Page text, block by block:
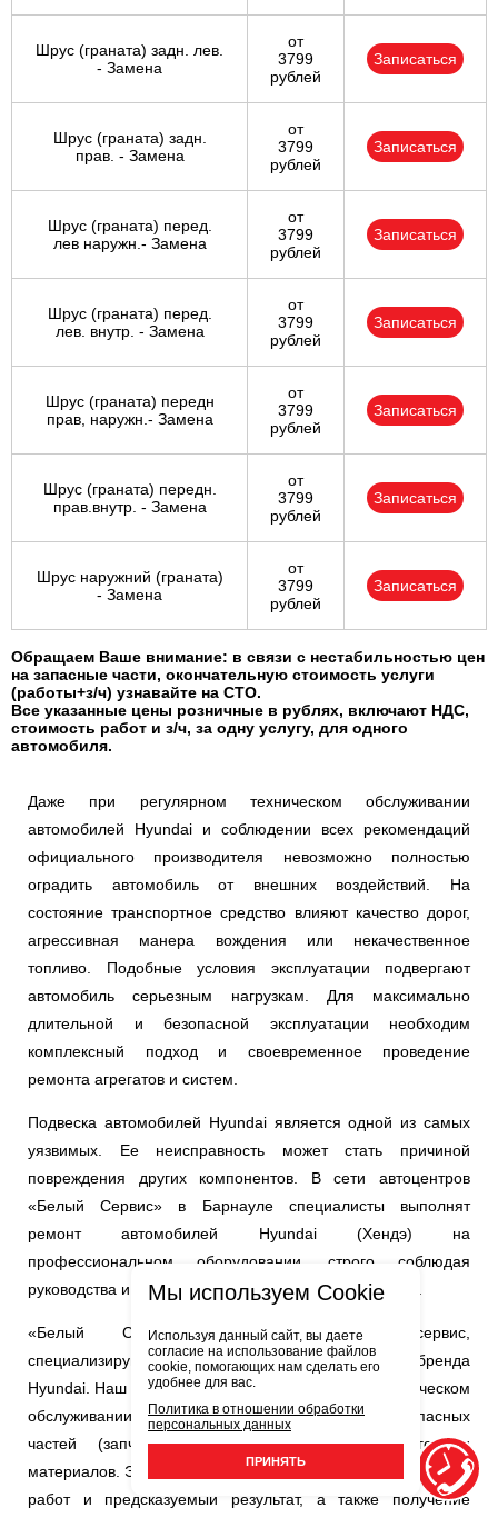
Шрус (граната) задн. лев.
- Замена
от
3799
рублей
Записаться
Шрус (граната) задн.
прав. - Замена
от
3799
рублей
Записаться
Шрус (граната) перед.
лев наружн.- Замена
от
3799
рублей
Записаться
Шрус (граната) перед.
лев. внутр. - Замена
от
3799
рублей
Записаться
Шрус (граната) передн
прав, наружн.- Замена
от
3799
рублей
Записаться
Шрус (граната) передн.
прав.внутр. - Замена
от
3799
рублей
Записаться
Шрус наружний (граната)
- Замена
от
3799
рублей
Записаться
Обращаем Ваше внимание: в связи с нестабильностью цен
на запасные части, окончательную стоимость услуги
(работы+з/ч) узнавайте на СТО.
Все указанные цены розничные в рублях, включают НДС,
стоимость работ и з/ч, за одну услугу, для одного
автомобиля.
Даже при регулярном техническом обслуживании
автомобилей Hyundai и соблюдении всех рекомендаций
официального производителя невозможно полностью
оградить автомобиль от внешних воздействий. На
состояние транспортное средство влияют качество дорог,
агрессивная манера вождения или некачественное
топливо. Подобные условия эксплуатации подвергают
автомобиль серьезным нагрузкам. Для максимально
длительной и безопасной эксплуатации необходим
комплексный подход и своевременное проведение
ремонта агрегатов и систем.
Подвеска автомобилей Hyundai является одной из самых
уязвимых. Ее неисправность может стать причиной
повреждения других компонентов. В сети автоцентров
«Белый Сервис» в Барнауле специалисты выполнят
ремонт автомобилей Hyundai (Хендэ) на
профессиональном оборудовании, строго соблюдая
руководства и технологические карты производителя.
«Белый Сервис» — официальный сервис,
специализирующийся в том числе на автомобилях бренда
Hyundai. Наш подход основан на комплексном техническом
обслуживании и использовании оригинальных запасных
частей (запчастей) или качественных аналогов и
материалов. Это гарантирует высокое качество проведения
работ и предсказуемый результат, а также получение
Мы используем Cookie
Используя данный сайт, вы даете
согласие на использование файлов
cookie, помогающих нам сделать его
удобнее для вас.
Политика в отношении обработки
персональных данных
ПРИНЯТЬ